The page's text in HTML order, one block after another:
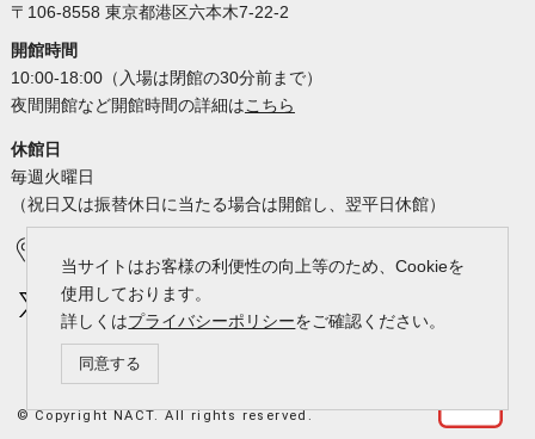
当サイトはお客様の利便性の向上等のため、Cookieを
使用しております。
詳しくはプライバシーポリシーをご確認ください。
同意する
〒106-8558 東京都港区六本木7-22-2
開館時間
10:00-18:00（入場は閉館の30分前まで）
夜間開館など開館時間の詳細はこちら
休館日
毎週火曜日
（祝日又は振替休日に当たる場合は開館し、翌平日休館）
© Copyright NACT. All rights reserved.